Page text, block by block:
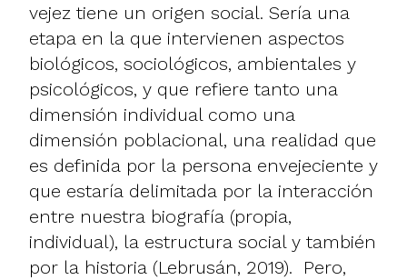
vejez tiene un origen social. Sería una
etapa en la que intervienen aspectos
biológicos, sociológicos, ambientales y
psicológicos, y que refiere tanto una
dimensión individual como una
dimensión poblacional, una realidad que
es definida por la persona envejeciente y
que estaría delimitada por la interacción
entre nuestra biografía (propia,
individual), la estructura social y también
por la historia (Lebrusán, 2019). Pero,